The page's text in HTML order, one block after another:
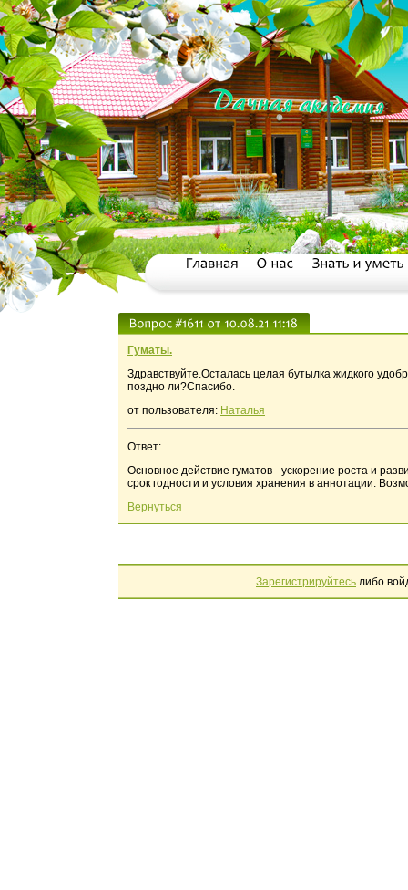
Гуматы.
Здравствуйте.Осталась целая бутылка жидкого
поздно ли?Спасибо.
от пользователя: Наталья
Ответ:
Основное действие гуматов - ускорение роста и
срок годности и условия хранения в аннотации.
Вернуться
Зарегистрируйтесь либо